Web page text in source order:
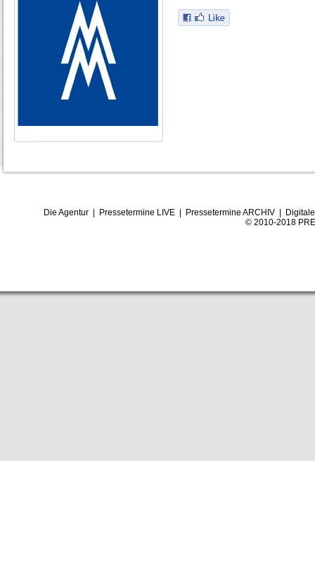
Die Agentur| Pressetermine LIVE| Pressetermine ARCHIV|
© 2010-2018